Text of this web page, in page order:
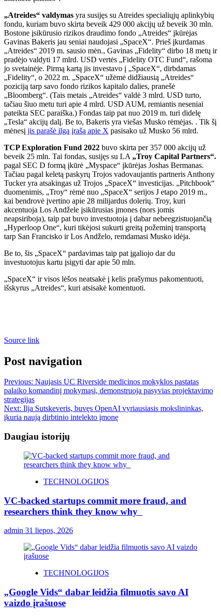
„Atreides“ valdymas yra susijęs su Atreides specialiųjų aplinkybių
fondu, kuriam buvo skirta beveik 429 000 akcijų už beveik 30 mln.
Bostone įsikūrusio rizikos draudimo fondo „Atreides“ įkūrėjas
Gavinas Bakeris jau seniai naudojasi „SpaceX“. Prieš įkurdamas
„Atreides“ 2019 m. sausio mėn., Gavinas „Fidelity“ dirbo 18 metų ir
pradėjo valdyti 17 mlrd. USD vertės „Fidelity OTC Fund“, rašoma
jo svetainėje. Pirmą kartą jis investavo į „SpaceX“, dirbdamas
„Fidelity“, o 2022 m. „SpaceX“ užėmė didžiausią „Atreides“
poziciją tarp savo fondo rizikos kapitalo dalies, pranešė
„Bloomberg“. (Tais metais „Atreides“ valdė 3 mlrd. USD turto,
tačiau šiuo metu turi apie 4 mlrd. USD AUM, remiantis neseniai
pateikta SEC paraiška.) Fondas taip pat nuo 2019 m. turi didelę
„Tesla“ akcijų dalį. Be to, Bakeris yra viešas Musko rėmėjas. . Tik šį
mėnesį jis parašė ilgą įrašą apie X pasisako už Musko 56 mlrd.
TCP Exploration Fund 2022 buvo skirta per 357 000 akcijų už
beveik 25 mln. Tai fondas, susijęs su LA „Troy Capital Partners“.
pagal SEC D formą įkūrė „Myspace“ įkūrėjas Joshas Bermanas.
Tačiau pagal keletą paskyrų Trojos vadovaujantis partneris Anthony
Tucker yra atsakingas už Trojos „SpaceX“ investicijas. „Pitchbook“
duomenimis, „Troy“ rėmė nuo „SpaceX“ serijos J etapo 2019 m.,
kai bendrovė įvertino apie 28 milijardus dolerių. Troy, kuri
akcentuoja Los Andžele įsikūrusias įmones (nors jomis
neapsiriboja), taip pat buvo investuotoja į dabar nebeegzistuojančią
„Hyperloop One“, kuri tikėjosi sukurti greitą požeminį transportą
tarp San Francisko ir Los Andželo, remdamasi Musko idėja.
Be to, šis „SpaceX“ pardavimas taip pat įgaliojo dar du
investuotojus kartu įsigyti dar apie 50 mln.
„SpaceX“ ir visos lėšos neatsakė į kelis prašymus pakomentuoti,
išskyrus „Atreides“, kuri atsisakė komentuoti.
Source link
Post navigation
Previous: Naujasis UC Riverside medicinos mokyklos pastatas
palaiko komandinį mokymąsi, demonstruoja pasyvias projektavimo
strategijas
Next: Ilja Sutskeveris, buvęs OpenAI vyriausiasis mokslininkas,
įkuria naują dirbtinio intelekto įmonę
Daugiau istorijų
TECHNOLOGIJOS
VC-backed startups commit more fraud, and
researchers think they know why
admin 31 liepos, 2026
TECHNOLOGIJOS
„Google Vids“ dabar leidžia filmuotis savo AI
vaizdo įrašuose